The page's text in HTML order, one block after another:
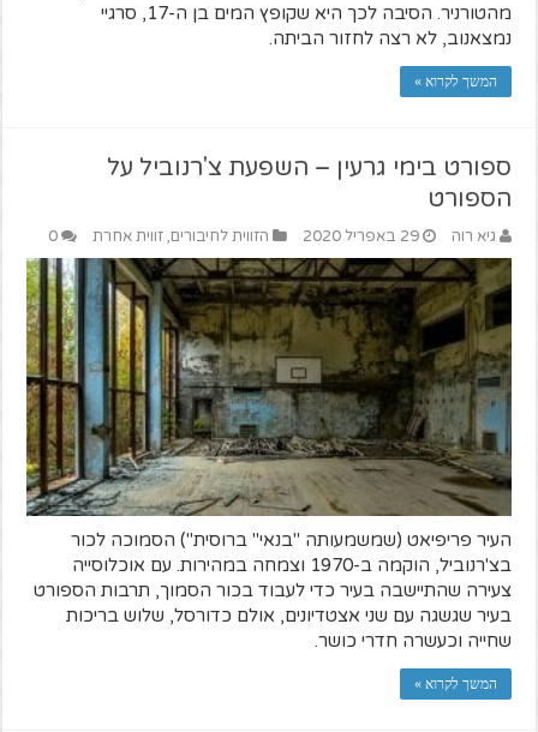
מהטורניר. הסיבה לכך היא שקופץ המים בן ה-17, סרגיי
נמצאנוב, לא רצה לחזור הביתה.
המשך לקרוא »
ספורט בימי גרעין – השפעת צ'רנוביל על
הספורט
גיא רוה 29 באפריל 2020 הזווית לחיבורים,זווית אחרת 0
העיר פריפיאט (שמשמעותה "בנאי" ברוסית") הסמוכה לכור
בצ'רנוביל, הוקמה ב-1970 וצמחה במהירות. עם אוכלוסייה
צעירה שהתיישבה בעיר כדי לעבוד בכור הסמוך, תרבות הספורט
בעיר שגשגה עם שני אצטדיונים, אולם כדורסל, שלוש בריכות
שחייה וכעשרה חדרי כושר.
המשך לקרוא »